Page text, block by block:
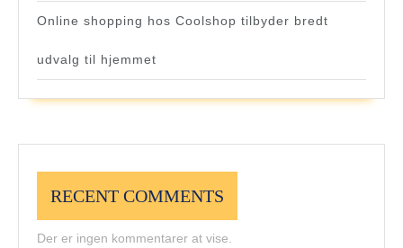
Online shopping hos Coolshop tilbyder bredt
udvalg til hjemmet
RECENT COMMENTS
Der er ingen kommentarer at vise.